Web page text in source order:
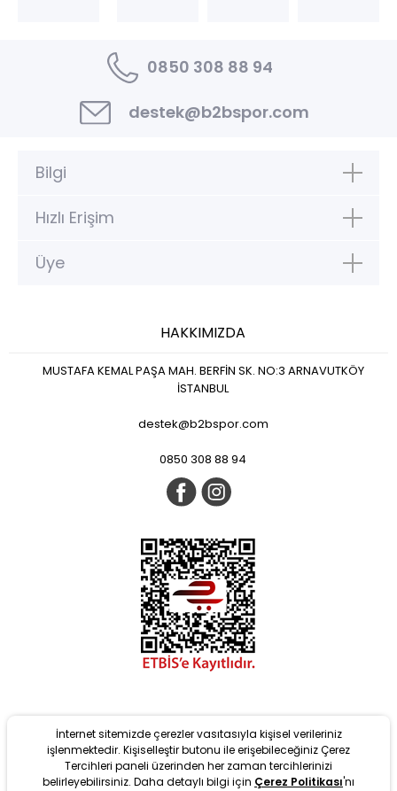
Yeni
0850 308 88 94
destek@b2bspor.com
Bilgi
Hızlı Erişim
Üye
HAKKIMIZDA
MUSTAFA KEMAL PAŞA MAH. BERFİN SK. NO:3 ARNAVUTKÖY
İSTANBUL
destek@b2bspor.com
0850 308 88 94
İnternet sitemizde çerezler vasıtasıyla kişisel verileriniz
işlenmektedir. Kişiselleştir butonu ile erişebileceğiniz Çerez
Tercihleri paneli üzerinden her zaman tercihlerinizi
belirleyebilirsiniz. Daha detaylı bilgi için Çerez Politikası'nı